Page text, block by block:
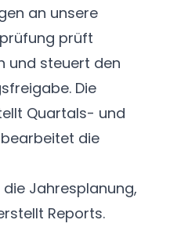
an unsere
prüft
und steuert den
Die
Quartals- und
die
Jahresplanung,
Reports.